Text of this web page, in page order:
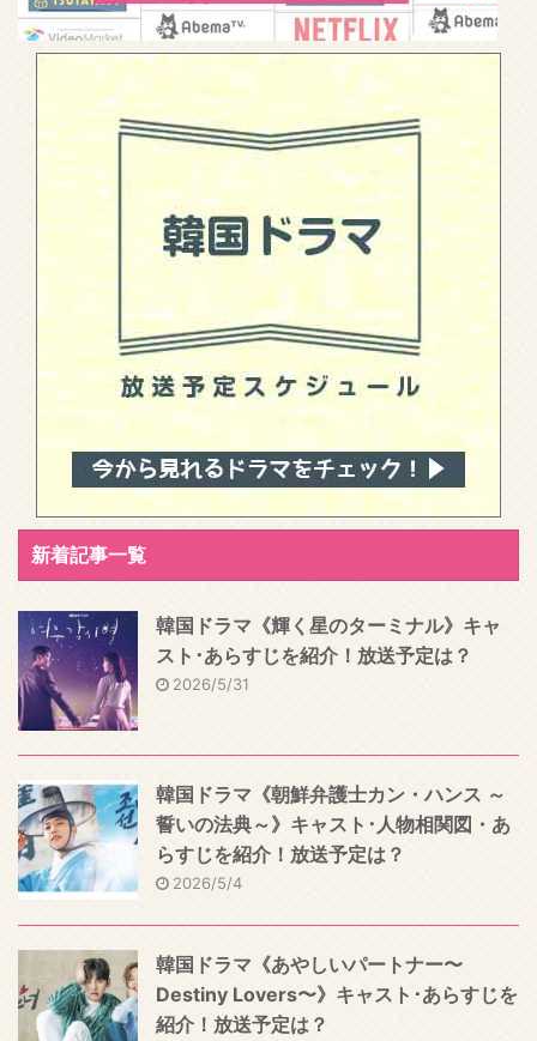
新着記事一覧
韓国ドラマ《輝く星のターミナル》キャ
スト･あらすじを紹介！放送予定は？
2026/5/31
韓国ドラマ《朝鮮弁護士カン・ハンス ～
誓いの法典～》キャスト･人物相関図・あ
らすじを紹介！放送予定は？
2026/5/4
韓国ドラマ《あやしいパートナー〜
Destiny Lovers〜》キャスト･あらすじを
紹介！放送予定は？